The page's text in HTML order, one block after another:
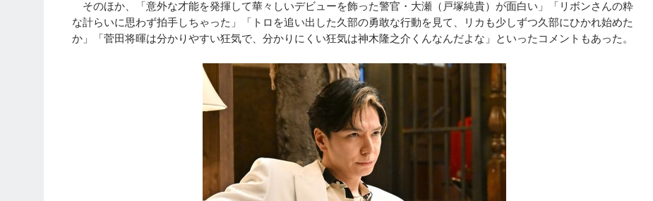
そのほか、「意外な才能を発揮して華々しいデビューを飾った警官・大瀬（戸塚純貴）が面白い」「リボンさんの粋
な計らいに思わず拍手しちゃった」「トロを追い出した久部の勇敢な行動を見て、リカも少しずつ久部にひかれ始めた
か」「菅田将暉は分かりやすい狂気で、分かりにくい狂気は神木隆之介くんなんだよな」といったコメントもあった。